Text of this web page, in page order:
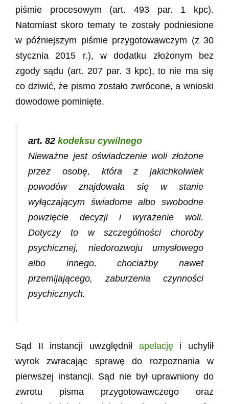
piśmie procesowym (art. 493 par. 1 kpc).
Natomiast skoro tematy te zostały podniesione
w późniejszym piśmie przygotowawczym (z 30
stycznia 2015 r.), w dodatku złożonym bez
zgody sądu (art. 207 par. 3 kpc), to nie ma się
co dziwić, że pismo zostało zwrócone, a wnioski
dowodowe pominięte.
art. 82 kodeksu cywilnego
Nieważne jest oświadczenie woli złożone
przez osobę, która z jakichkolwiek
powodów znajdowała się w stanie
wyłączającym świadome albo swobodne
powzięcie decyzji i wyrażenie woli.
Dotyczy to w szczególności choroby
psychicznej, niedorozwoju umysłowego
albo innego, chociażby nawet
przemijającego, zaburzenia czynności
psychicznych.
Sąd II instancji uwzględnił apelacjęi uchylił
wyrok zwracając sprawę do rozpoznania w
pierwszej instancji. Sąd nie był uprawniony do
zwrotu pisma przygotowawczego oraz